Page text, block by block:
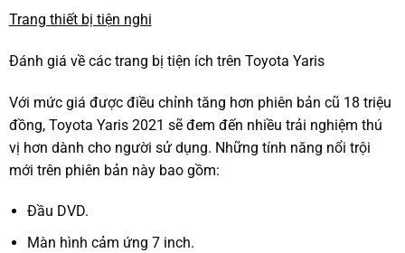
Trang thiết bị tiện nghi
Đánh giá về các trang bị tiện ích trên Toyota Yaris
Với mức giá được điều chỉnh tăng hơn phiên bản cũ 18 triệu
đồng, Toyota Yaris 2021 sẽ đem đến nhiều trải nghiệm thú
vị hơn dành cho người sử dụng. Những tính năng nổi trội
mới trên phiên bản này bao gồm:
Đầu DVD.
Màn hình cảm ứng 7 inch.